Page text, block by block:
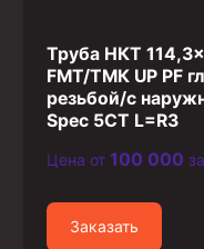
Труба НКТ
FMT/ТМК UP PF
резьбой/с
Spec 5CT L=R3
Цена от 100 000
Заказать